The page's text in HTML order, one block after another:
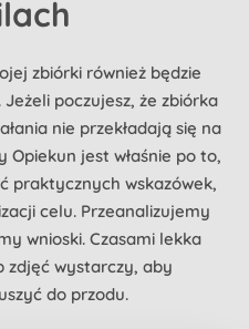
zbiórki również będzie
poczujesz, że zbiórka
nie przekładają się na
jest właśnie po to,
praktycznych wskazówek,
celu. Przeanalizujemy
wnioski. Czasami lekka
wystarczy, aby
do przodu.